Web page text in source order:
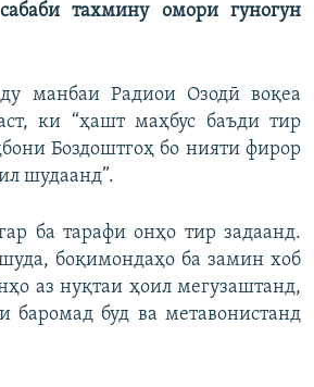
тахмину омори гуногун
манбаи Радиои Озодӣ воқеа
ки “ҳашт маҳбус баъди тир
Боздоштгоҳ бо нияти фирор
шудаанд”.
ба тарафи онҳо тир задаанд.
боқимондаҳо ба замин хоб
аз нуқтаи ҳоил мегузаштанд,
баромад буд ва метавонистанд